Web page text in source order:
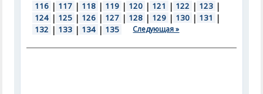
116 | 117 | 118 | 119 | 120 | 121 | 122 | 123 |
124 | 125 | 126 | 127 | 128 | 129 | 130 | 131 |
132 | 133 | 134 | 135 Следующая »